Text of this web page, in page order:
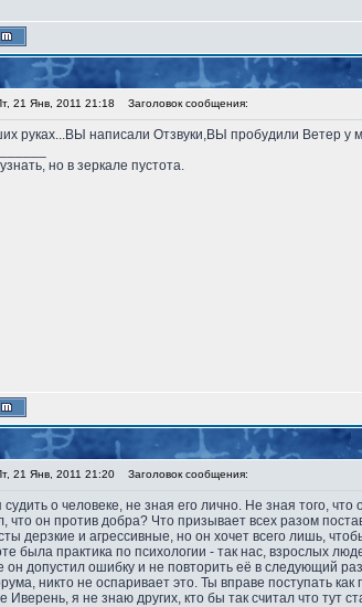
21 Янв, 2011 21:18 Заголовок сообщения:
руках...ВЫ написали Отзвуки,ВЫ пробудили Ветер
но в зеркале пустота.
21 Янв, 2011 21:20 Заголовок сообщения:
судить о человеке, не зная его лично. Не зная того,
что он против добра? Что призывает всех разом
дерзкие и агрессивные, но он хочет всего лишь,
была практика по психологии - так нас, взрослых
он допустил ошибку и не повторить её в следующий
никто не оспаривает это. Ты вправе поступать
Иверень, я не знаю других, кто бы так считал что